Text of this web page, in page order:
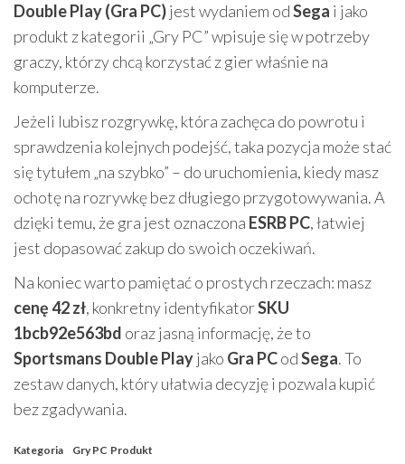
Double Play (Gra PC)jest wydaniem odSega i jako
produkt z kategorii „Gry PC” wpisuje się w potrzeby
graczy, którzy chcą korzystać z gier właśnie na
komputerze.
Jeżeli lubisz rozgrywkę, która zachęca do powrotu i
sprawdzenia kolejnych podejść, taka pozycja może stać
się tytułem „na szybko” – do uruchomienia, kiedy masz
ochotę na rozrywkę bez długiego przygotowywania. A
dzięki temu, że gra jest oznaczona ESRB PC, łatwiej
jest dopasować zakup do swoich oczekiwań.
Na koniec warto pamiętać o prostych rzeczach: masz
cenę 42 zł, konkretny identyfikatorSKU
1bcb92e563bd oraz jasną informację, że to
Sportsmans Double Playjako Gra PCodSega. To
zestaw danych, który ułatwia decyzję i pozwala kupić
bez zgadywania.
Kategoria Gry PC Produkt